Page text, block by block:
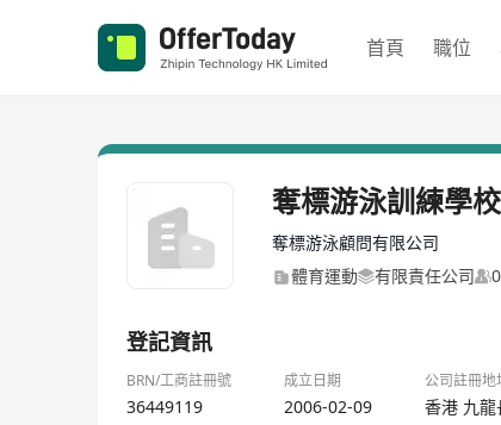
首頁 職位
奪標游泳訓練學校
奪標游泳顧問有限公司
體育運動
有限責任公司
登記資訊
BRN/工商註冊號 成立日期 公司註冊地
36449119 2006-02-09 香港 九